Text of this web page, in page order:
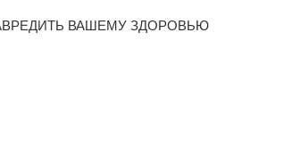
ВАШЕМУ ЗДОРОВЬЮ